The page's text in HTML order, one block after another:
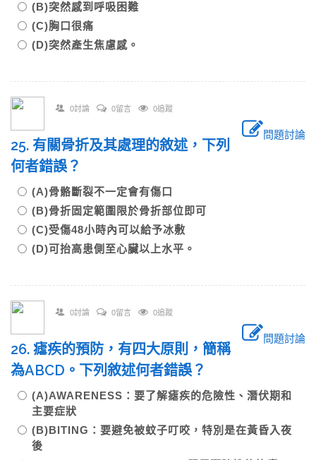
(B)突然感到呼吸困難
(C)胸口很痛
(D)突然產生焦慮感。
0討論 0留言 0追蹤
問題討論
25. 有關骨折及其處理的敘述，下列
何者錯誤？
(A)骨骼斷裂不一定會有傷口
(B)骨折固定範圍限於骨折部位即可
(C)受傷48小時內可以給予冰敷
(D)可抬高患側至心臟以上水平。
0討論 0留言 0追蹤
問題討論
26. 瘧疾的預防，有四大原則，簡稱
為ABCD。下列敘述何者錯誤？
(A)AWARENESS：要了解瘧疾的危險性、潛伏期和
主要症狀
(B)BITING：要避免被蚊子叮咬，特別是在黃昏入夜
後